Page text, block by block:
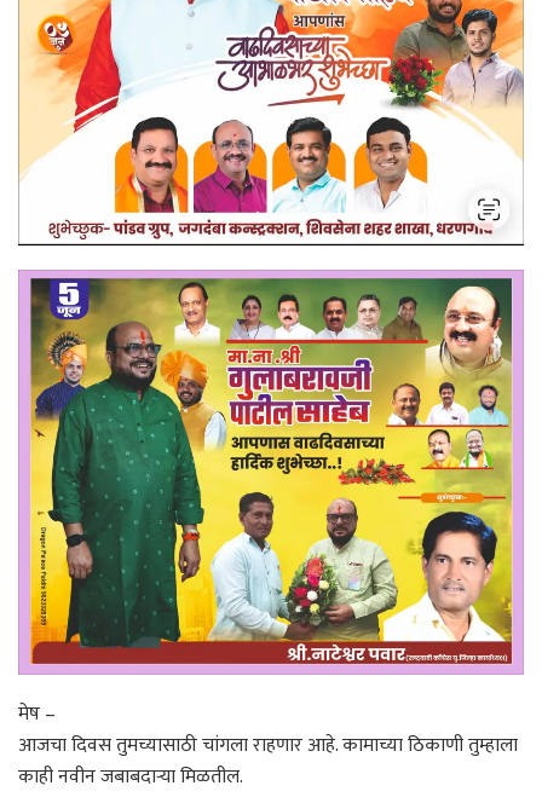
मेष –
आजचा दिवस तुमच्यासाठी चांगला राहणार आहे. कामाच्या ठिकाणी तुम्हाला
काही नवीन जबाबदाऱ्या मिळतील.